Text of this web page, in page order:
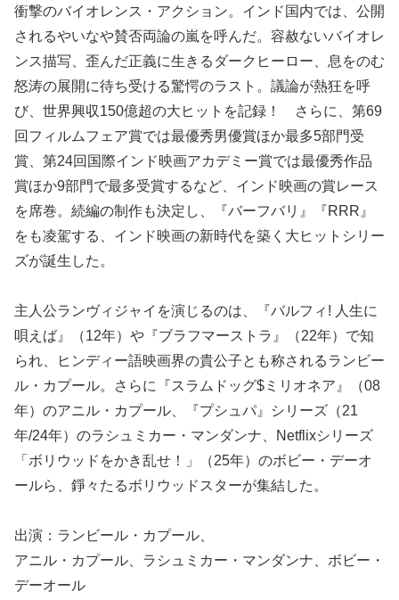
衝撃のバイオレンス・アクション。インド国内では、公開
されるやいなや賛否両論の嵐を呼んだ。容赦ないバイオレ
ンス描写、歪んだ正義に生きるダークヒーロー、息をのむ
怒涛の展開に待ち受ける驚愕のラスト。議論が熱狂を呼
び、世界興収150億超の大ヒットを記録！ さらに、第69
回フィルムフェア賞では最優秀男優賞ほか最多5部門受
賞、第24回国際インド映画アカデミー賞では最優秀作品
賞ほか9部門で最多受賞するなど、インド映画の賞レース
を席巻。続編の制作も決定し、『バーフバリ』『RRR』
をも凌駕する、インド映画の新時代を築く大ヒットシリー
ズが誕生した。
主人公ランヴィジャイを演じるのは、『バルフィ! 人生に
唄えば』（12年）や『ブラフマーストラ』（22年）で知
られ、ヒンディー語映画界の貴公子とも称されるランビー
ル・カプール。さらに『スラムドッグ$ミリオネア』（08
年）のアニル・カプール、『プシュパ』シリーズ（21
年/24年）のラシュミカー・マンダンナ、Netflixシリーズ
「ボリウッドをかき乱せ！」（25年）のボビー・デーオ
ールら、錚々たるボリウッドスターが集結した。
出演：ランビール・カプール、
アニル・カプール、ラシュミカー・マンダンナ、ボビー・
デーオール